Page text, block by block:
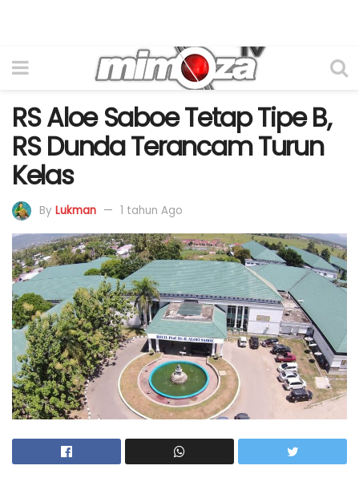
RS Aloe Saboe Tetap Tipe B,
RS Dunda Terancam Turun
Kelas
By Lukman 1 tahun Ago